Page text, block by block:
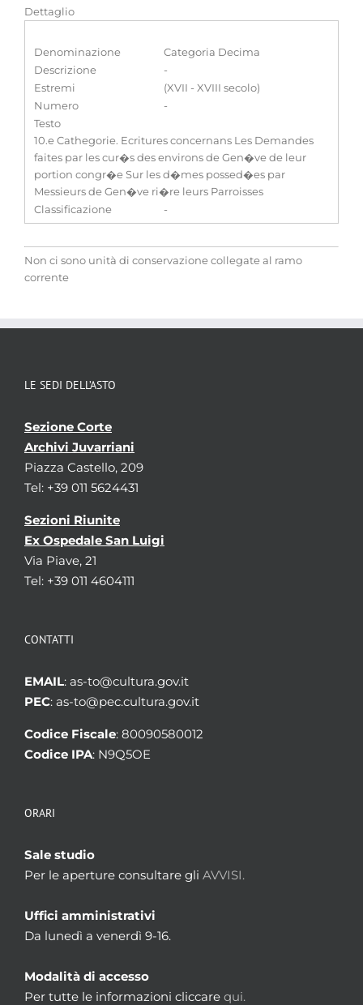
Dettaglio
Denominazione
Categoria Decima
Descrizione
-
Estremi
(XVII - XVIII secolo)
Numero
-
Testo
10.e Cathegorie. Ecritures concernans Les Demandes
faites par les cur�s des environs de Gen�ve de leur
portion congr�e Sur les d�mes possed�es par
Messieurs de Gen�ve ri�re leurs Parroisses
Classificazione
-
Non ci sono unità di conservazione collegate al ramo
corrente
LE SEDI DELL’ASTO
Sezione Corte
Archivi Juvarriani
Piazza Castello, 209
Tel: +39 011 5624431
Sezioni Riunite
Ex Ospedale San Luigi
Via Piave, 21
Tel: +39 011 4604111
CONTATTI
EMAIL: as-to@cultura.gov.it
PEC: as-to@pec.cultura.gov.it
Codice Fiscale: 80090580012
Codice IPA: N9Q5OE
ORARI
Sale studio
Per le aperture consultare gli AVVISI.
Uffici amministrativi
Da lunedì a venerdì 9-16.
Modalità di accesso
Per tutte le informazioni cliccare qui.